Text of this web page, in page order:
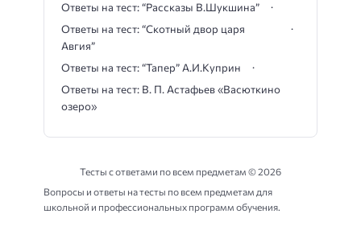
Ответы на тест: “Рассказы В.Шукшина”
Ответы на тест: “Скотный двор царя
Авгия”
Ответы на тест: “Тапер” А.И.Куприн
Ответы на тест: В. П. Астафьев «Васюткино
озеро»
Тесты с ответами по всем предметам ©2026
Вопросы и ответы на тесты по всем предметам для
школьной и профессиональных программ обучения.